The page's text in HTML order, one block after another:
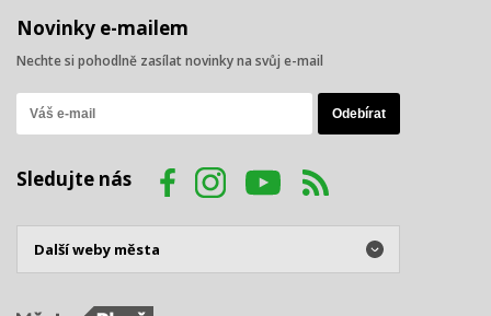
Novinky e-mailem
Nechte si pohodlně zasílat novinky na svůj e-mail
Sledujte nás